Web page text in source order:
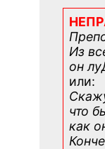
Из
он
или:
что
как